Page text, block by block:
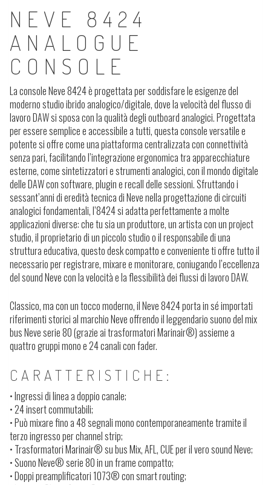
NEVE 8424
ANALOGUE
CONSOLE
La console Neve 8424 è progettata per soddisfare le esigenze del
moderno studio ibrido analogico/digitale, dove la velocità del flusso di
lavoro DAW si sposa con la qualità degli outboard analogici. Progettata
per essere semplice e accessibile a tutti, questa console versatile e
potente si offre come una piattaforma centralizzata con connettività
senza pari, facilitando l’integrazione ergonomica tra apparecchiature
esterne, come sintetizzatori e strumenti analogici, con il mondo digitale
delle DAW con software, plugin e recall delle sessioni. Sfruttando i
sessant’anni di eredità tecnica di Neve nella progettazione di circuiti
analogici fondamentali, l’8424 si adatta perfettamente a molte
applicazioni diverse: che tu sia un produttore, un artista con un project
studio, il proprietario di un piccolo studio o il responsabile di una
struttura educativa, questo desk compatto e conveniente ti offre tutto il
necessario per registrare, mixare e monitorare, coniugando l’eccellenza
del sound Neve con la velocità e la flessibilità dei flussi di lavoro DAW.
Classico, ma con un tocco moderno, il Neve 8424 porta in sé importati
riferimenti storici al marchio Neve offrendo il leggendario suono del mix
bus Neve serie 80 (grazie ai trasformatori Marinair®) assieme a
quattro gruppi mono e 24 canali con fader.
CARATTERISTICHE:
• Ingressi di linea a doppio canale;
• 24 insert commutabili;
• Può mixare fino a 48 segnali mono contemporaneamente tramite il
terzo ingresso per channel strip;
• Trasformatori Marinair® su bus Mix, AFL, CUE per il vero sound Neve;
• Suono Neve® serie 80 in un frame compatto;
• Doppi preamplificatori 1073® con smart routing;